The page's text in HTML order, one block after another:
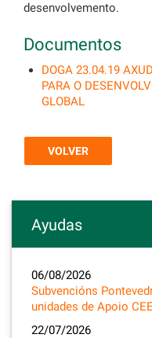
desenvolvemento.
Documentos
DOGA 23.04.19
PARA O
GLOBAL
VOLVER
Ayudas
06/08/2026
Subvencións
unidades de Apoio
22/07/2026